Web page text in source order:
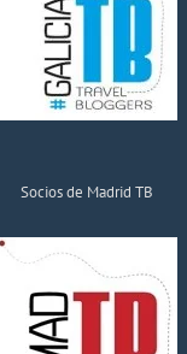
Socios de Madrid TB